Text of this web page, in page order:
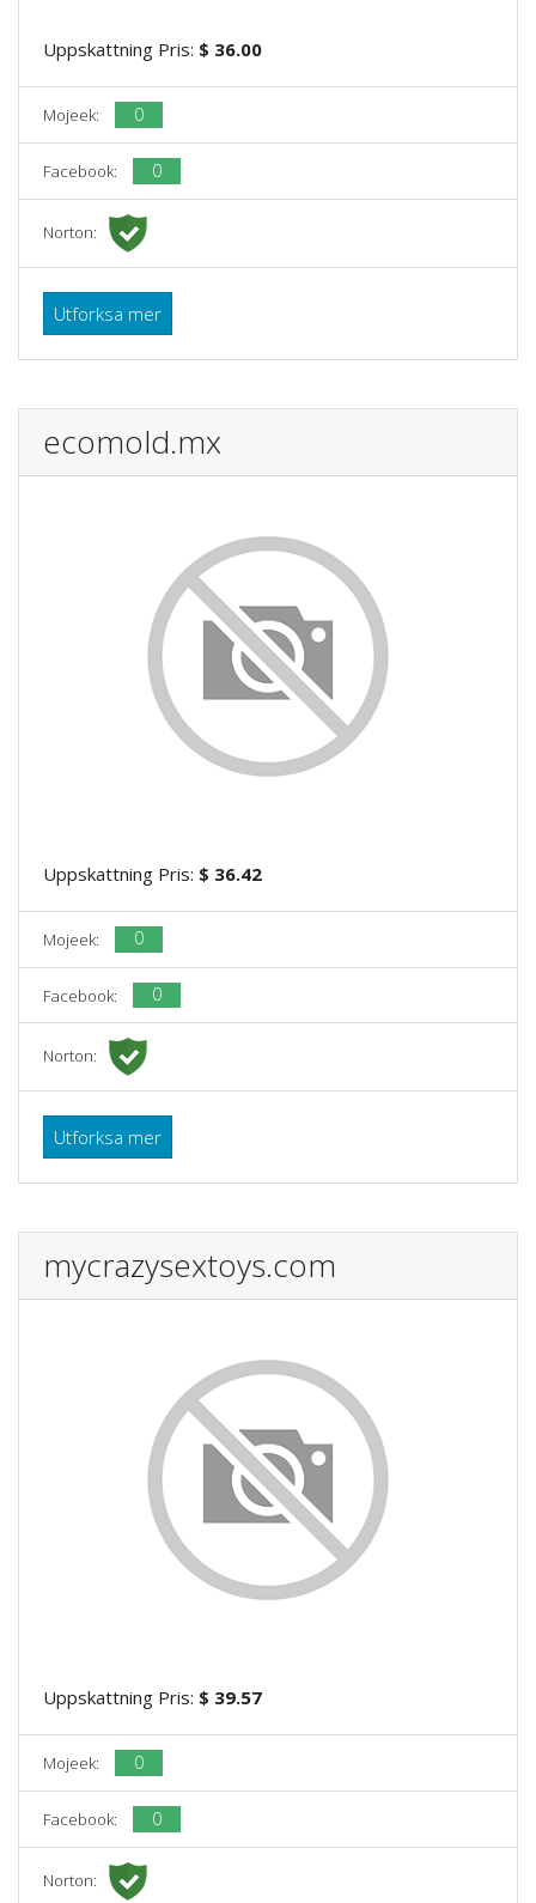
Uppskattning Pris: $ 36.00
Mojeek: 0
Facebook: 0
Norton:
Utforksa mer
ecomold.mx
Uppskattning Pris: $ 36.42
Mojeek: 0
Facebook: 0
Norton:
Utforksa mer
mycrazysextoys.com
Uppskattning Pris: $ 39.57
Mojeek: 0
Facebook: 0
Norton: